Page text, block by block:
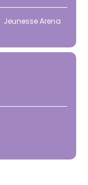
Jeunesse Arena